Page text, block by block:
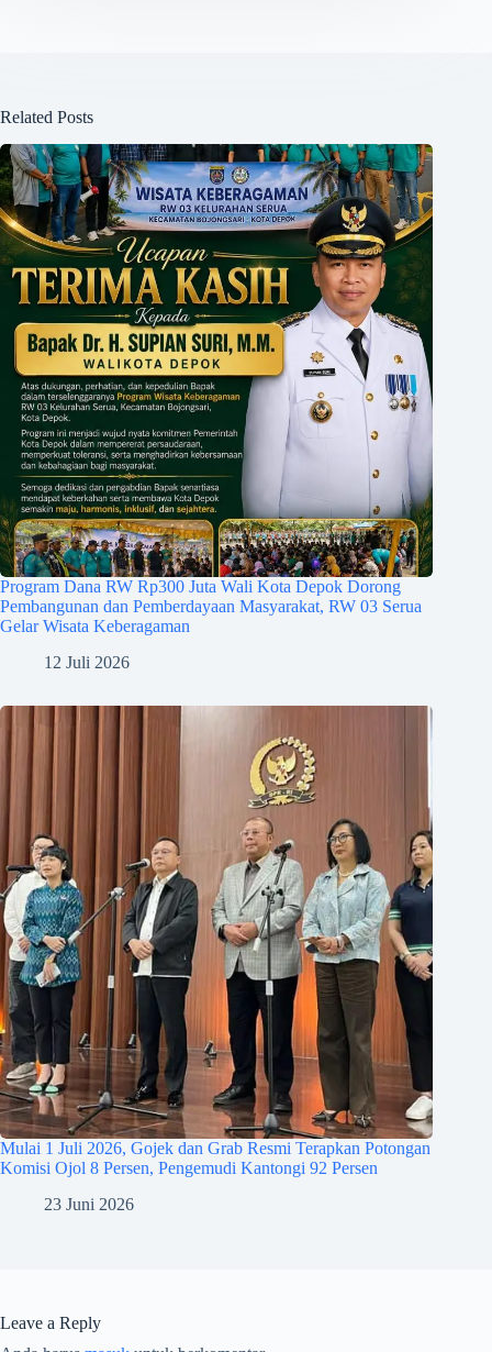
Related Posts
Program Dana RW Rp300 Juta Wali Kota Depok Dorong
Pembangunan dan Pemberdayaan Masyarakat, RW 03 Serua
Gelar Wisata Keberagaman
12 Juli 2026
Mulai 1 Juli 2026, Gojek dan Grab Resmi Terapkan Potongan
Komisi Ojol 8 Persen, Pengemudi Kantongi 92 Persen
23 Juni 2026
Leave a Reply